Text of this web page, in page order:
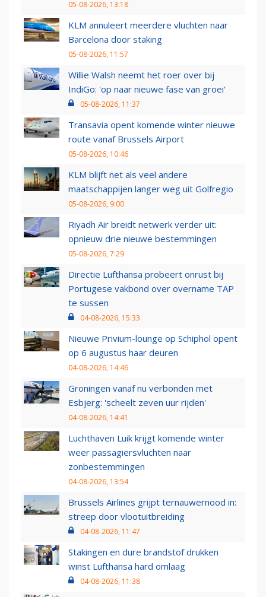
05-08-2026, 13:18
KLM annuleert meerdere vluchten naar
Barcelona door staking
05-08-2026, 11:57
Willie Walsh neemt het roer over bij
IndiGo: 'op naar nieuwe fase van groei'
05-08-2026, 11:37
Transavia opent komende winter nieuwe
route vanaf Brussels Airport
05-08-2026, 10:46
KLM blijft net als veel andere
maatschappijen langer weg uit Golfregio
05-08-2026, 9:00
Riyadh Air breidt netwerk verder uit:
opnieuw drie nieuwe bestemmingen
05-08-2026, 7:29
Directie Lufthansa probeert onrust bij
Portugese vakbond over overname TAP
te sussen
04-08-2026, 15:33
Nieuwe Privium-lounge op Schiphol opent
op 6 augustus haar deuren
04-08-2026, 14:46
Groningen vanaf nu verbonden met
Esbjerg: 'scheelt zeven uur rijden'
04-08-2026, 14:41
Luchthaven Luik krijgt komende winter
weer passagiersvluchten naar
zonbestemmingen
04-08-2026, 13:54
Brussels Airlines grijpt ternauwernood in:
streep door vlootuitbreiding
04-08-2026, 11:47
Stakingen en dure brandstof drukken
winst Lufthansa hard omlaag
04-08-2026, 11:38